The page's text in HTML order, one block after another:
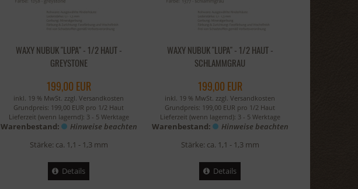
WAXY NUBUK "LUPA" - 1/2 HAUT -
GREYSTONE
199,00 EUR
inkl. 19 % MwSt. zzgl.Versandkosten
Grundpreis: 199,00 EUR pro 1/2 Haut
Lieferzeit (wenn lagernd): 3 - 5 Werktage
Warenbestand:
Hinweise beachten
Stärke: ca. 1,1 - 1,3 mm
Details
WAXY NUBUK "LUPA" - 1/2 HAUT -
SCHLAMMGRAU
199,00 EUR
inkl. 19 % MwSt. zzgl.Versandkosten
Grundpreis: 199,00 EUR pro 1/2 Haut
Lieferzeit (wenn lagernd): 3 - 5 Werktage
Warenbestand:
Hinweise beachten
Stärke: ca. 1,1 - 1,3 mm
Details